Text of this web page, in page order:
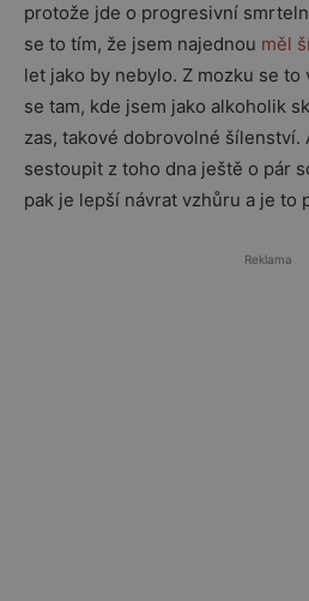
protože jde o progresivní
se to tím, že jsem najednou měl
let jako by nebylo. Z mozku se to
se tam, kde jsem jako alkoholik
zas, takové dobrovolné šílenství.
sestoupit z toho dna ještě o pár
pak je lepší návrat vzhůru a je to
Reklama